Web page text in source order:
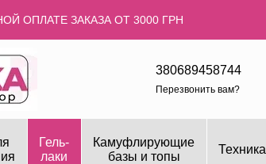
ОПЛАТЕ ЗАКАЗА ОТ 3000 ГРН
380689458744
Перезвонить вам?
Гель-
лаки
Камуфлирующие
базы и топы
Техника